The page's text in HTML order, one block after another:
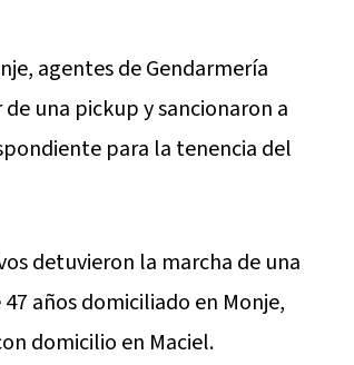
agentes de Gendarmería
una pickup y sancionaron a
para la tenencia del
detuvieron la marcha de una
años domiciliado en Monje,
domicilio en Maciel.